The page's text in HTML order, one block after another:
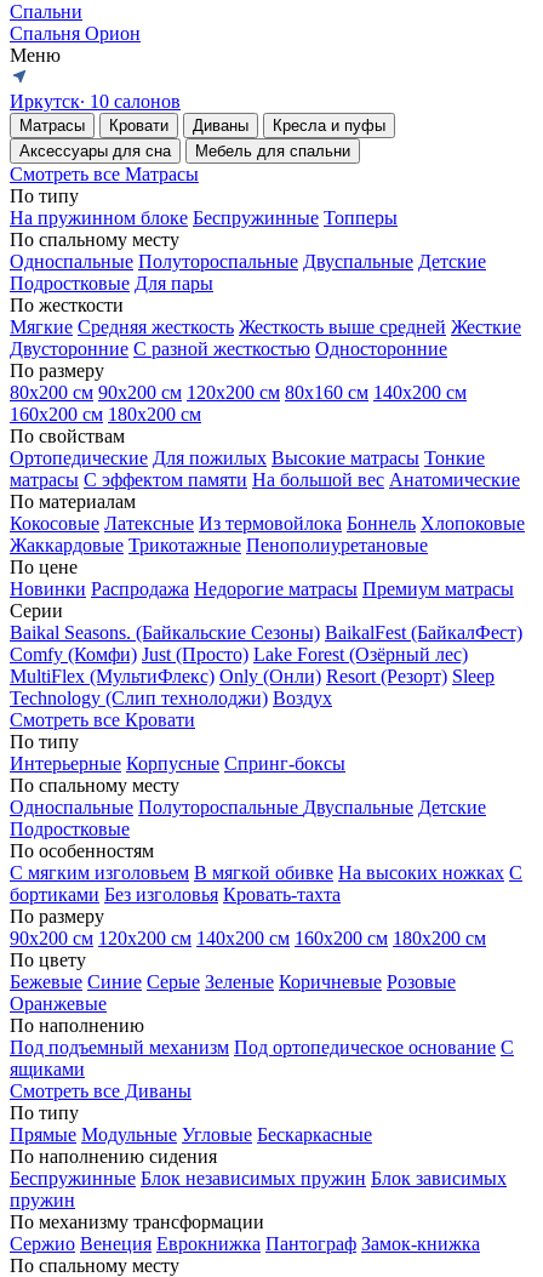
Спальни
Спальня Орион
Меню
Иркутск∙ 10 салонов
Матрасы Кровати Диваны
Кресла и пуфы
Аксессуары для сна
Мебель для спальни
Смотреть все Матрасы
По типу
На пружинном блоке Беспружинные Топперы
По спальному месту
Односпальные Полутороспальные Двуспальные Детские
Подростковые Для пары
По жесткости
Мягкие Средняя жесткость Жесткость выше средней Жесткие
Двусторонние С разной жесткостью Односторонние
По размеру
80х200 см 90х200 см 120х200 см 80х160 см 140х200 см
160х200 см 180х200 см
По свойствам
Ортопедические Для пожилых Высокие матрасы Тонкие
матрасы С эффектом памяти На большой вес Анатомические
По материалам
Кокосовые Латексные Из термовойлока Боннель Хлопоковые
Жаккардовые Трикотажные Пенополиуретановые
По цене
Новинки Распродажа Недорогие матрасы Премиум матрасы
Серии
Baikal Seasons. (Байкальские Сезоны) BaikalFest (БайкалФест)
Comfy (Комфи) Just (Просто) Lake Forest (Озёрный лес)
MultiFlex (МультиФлекс) Only (Онли) Resort (Резорт) Sleep
Technology (Слип технолоджи) Воздух
Смотреть все Кровати
По типу
Интерьерные Корпусные Спринг-боксы
По спальному месту
Односпальные Полутороспальные Двуспальные Детские
Подростковые
По особенностям
С мягким изголовьем В мягкой обивке На высоких ножках С
бортиками Без изголовья Кровать-тахта
По размеру
90х200 см 120х200 см 140х200 см 160х200 см 180х200 см
По цвету
Бежевые Синие Серые Зеленые Коричневые Розовые
Оранжевые
По наполнению
Под подъемный механизм Под ортопедическое основание С
ящиками
Смотреть все Диваны
По типу
Прямые Модульные Угловые Бескаркасные
По наполнению сидения
Беспружинные Блок независимых пружин Блок зависимых
пружин
По механизму трансформации
Сержио Венеция Еврокнижка Пантограф Замок-книжка
По спальному месту